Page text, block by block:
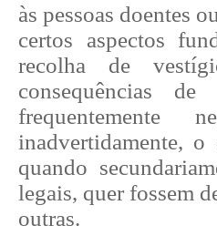
às pessoas doentes
certos aspectos
recolha de
consequências
frequentemente
inadvertidamente,
quando
legais, quer fossem
outras.